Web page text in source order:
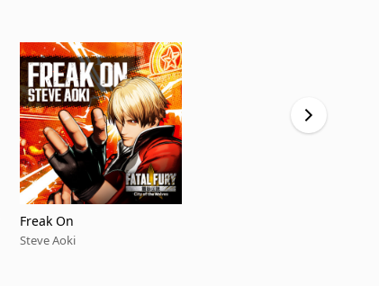
Freak On
Steve Aoki